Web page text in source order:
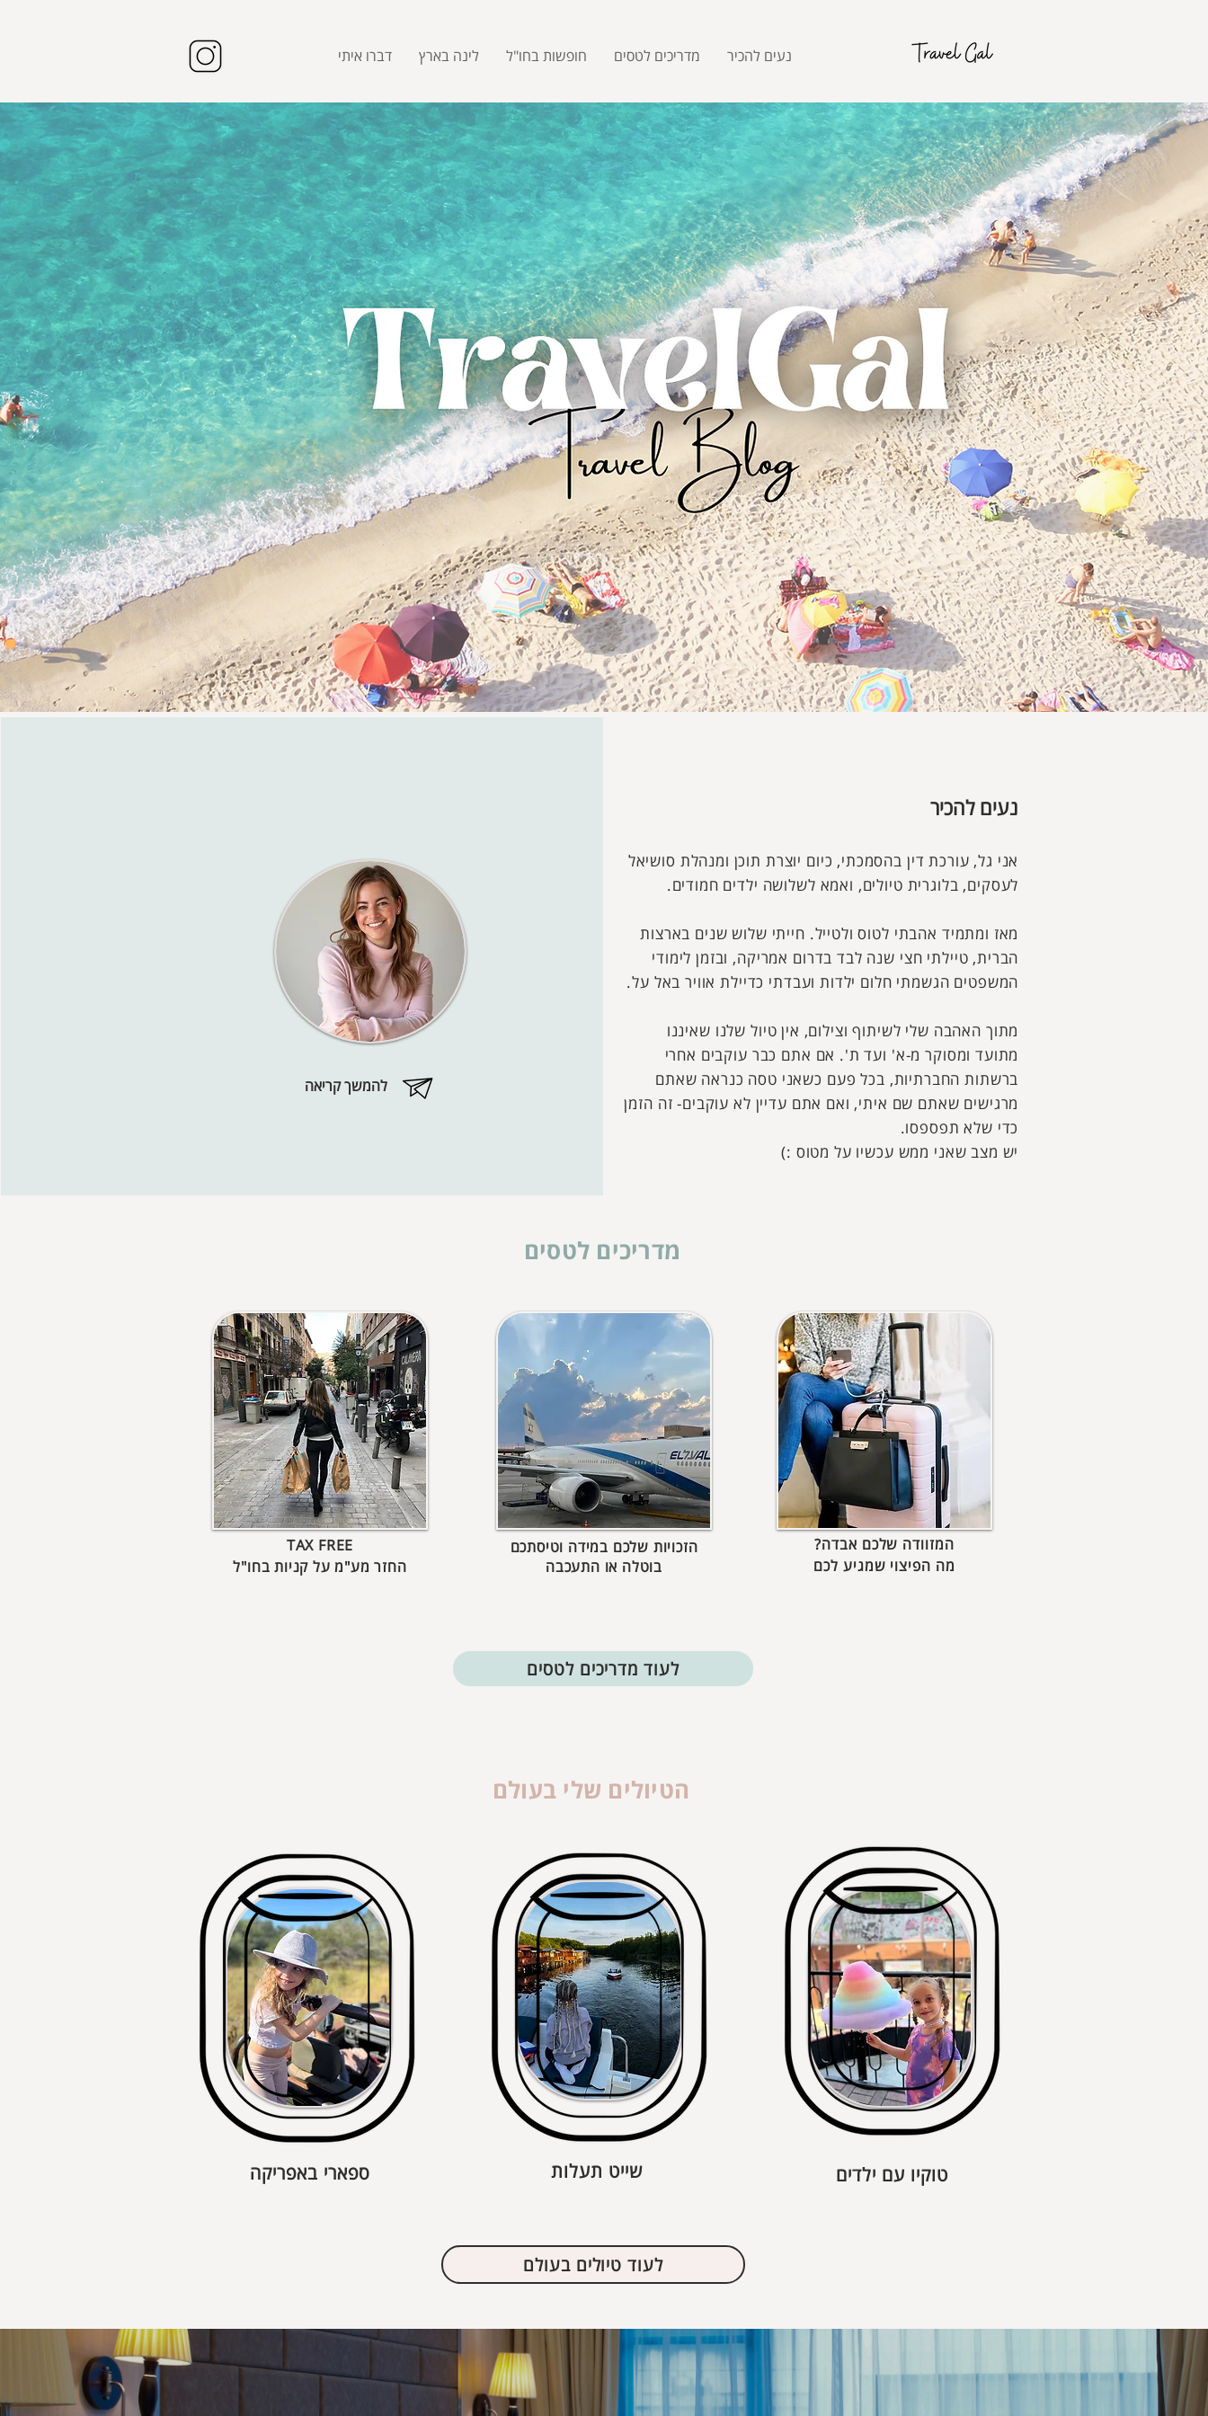
נעים להכיר מדריכים לטסים חופשות בחו"ל לינה בארץ דברו איתי
להמשך קריאה
נעים להכיר
אני גל, עורכת דין בהסמכתי, כיום יוצרת תוכן ומנהלת סושיאל
לעסקים, בלוגרית טיולים, ואמא לשלושה ילדים חמודים.
מאז ומתמיד אהבתי לטוס ולטייל. חייתי שלוש שנים בארצות
הברית, טיילתי חצי שנה לבד בדרום אמריקה, ובזמן לימודי
המשפטים הגשמתי חלום ילדות ועבדתי כדיילת אוויר באל על.
מתוך האהבה שלי לשיתוף וצילום, אין טיול שלנו שאיננו
מתועד ומסוקר מ-א' ועד ת'. אם אתם כבר עוקבים אחרי
ברשתות החברתיות, בכל פעם כשאני טסה כנראה שאתם
מרגישים שאתם שם איתי, ואם אתם עדיין לא עוקבים- זה הזמן
כדי שלא תפספסו.
יש מצב שאני ממש עכשיו על מטוס :)
מדריכים לטסים
TAX FREE
החזר מע"מ על קניות בחו"ל
הזכויות שלכם במידה וטיסתכם
בוטלה או התעכבה
המזוודה שלכם אבדה?
מה הפיצוי שמגיע לכם
לעוד מדריכים לטסים
הטיולים שלי בעולם
ספארי באפריקה שייט תעלות טוקיו עם ילדים
לעוד טיולים בעולם